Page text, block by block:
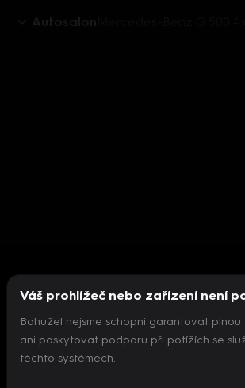
Autosalon
Nepodařilo se inicializovat
Váš prohlížeč nebo zařízení není
Bohužel nejsme schopni garantovat plnou
ani poskytovat podporu při potížích se
těchto systémech.